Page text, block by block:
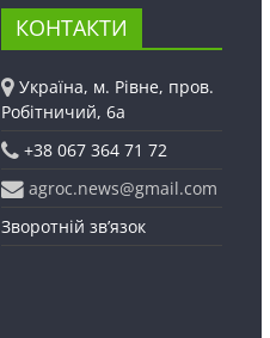
КОНТАКТИ
Україна, м. Рівне, пров.
Робітничий, 6а
+38 067 364 71 72
agroc.news@gmail.com
Зворотній зв’язок